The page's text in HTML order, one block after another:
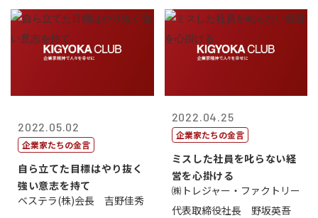
2022.05.02
企業家たちの金言
自ら立てた目標はやり抜く
強い意志を持て
ベステラ(株)会長 吉野佳秀
2022.04.25
企業家たちの金言
ミスした社員を叱らない経
営を心掛ける
㈱トレジャー・ファクトリー
代表取締役社長 野坂英吾